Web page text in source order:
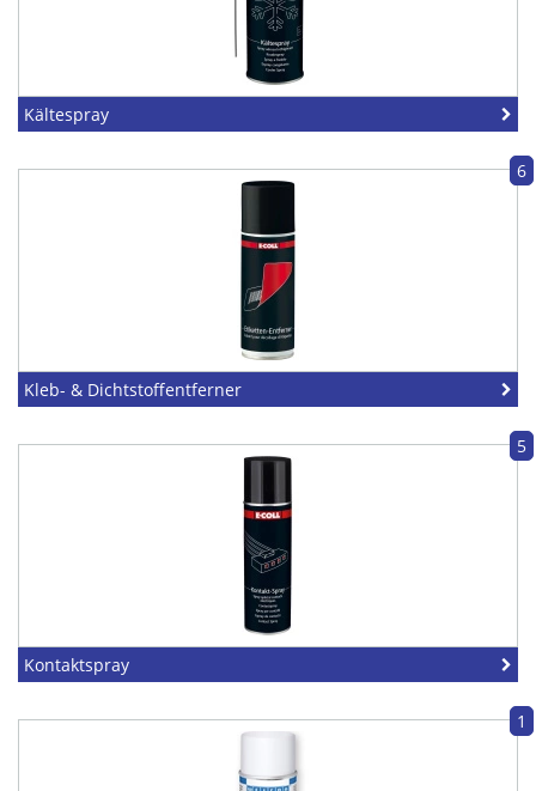
Kältespray
6
Kleb- & Dichtstoffentferner
5
Kontaktspray
1